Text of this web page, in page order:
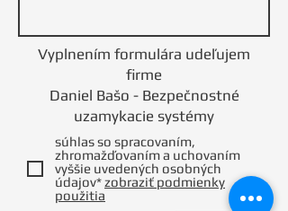
Vyplnením formulára udeľujem
firme
Daniel Bašo - Bezpečnostné
uzamykacie systémy
súhlas so spracovaním,
zhromažďovaním a uchovaním
vyššie uvedených osobných
údajov*zobraziť podmienky
použitia